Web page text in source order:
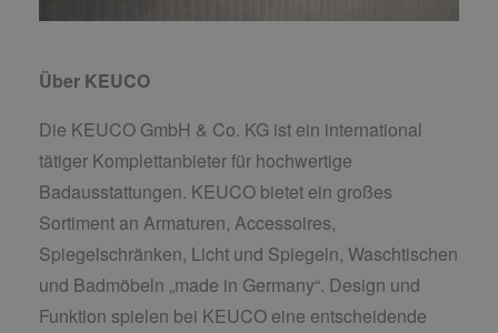
Über KEUCO
Die KEUCO GmbH & Co. KG ist ein international
tätiger Komplettanbieter für hochwertige
Badausstattungen. KEUCO bietet ein großes
Sortiment an Armaturen, Accessoires,
Spiegelschränken, Licht und Spiegeln, Waschtischen
und Badmöbeln „made in Germany“. Design und
Funktion spielen bei KEUCO eine entscheidende